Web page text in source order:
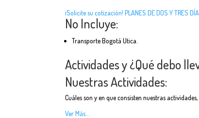
¡Solicite su cotización! PLANES DE DOS Y TRES
No Incluye:
Transporte Bogotá Utica.
Actividades y ¿Qué debo
Nuestras Actividades:
Cuáles son y en que consisten nuestras
Ver Más…